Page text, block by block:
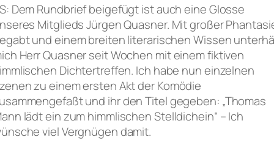
Dem Rundbrief beigefügt ist auch eine Glosse
Mitglieds Jürgen Quasner. Mit großer
und einem breiten literarischen Wissen
Herr Quasner seit Wochen mit einem fiktiven
Dichtertreffen. Ich habe nun einzelnen
zu einem ersten Akt der Komödie
und ihr den Titel gegeben: „Thomas
lädt ein zum himmlischen Stelldichein“ – Ich
viel Vergnügen damit.